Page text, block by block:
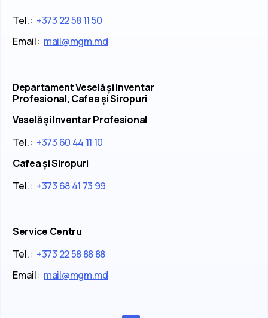
Tel.: +373 22 58 11 50
Email: mail@mgm.md
Departament Veselă și Inventar
Profesional, Cafea și Siropuri
Veselă și Inventar Profesional
Tel.: +373 60 44 11 10
Cafea și Siropuri
Tel.: +373 68 41 73 99
Service Centru
Tel.: +373 22 58 88 88
Email: mail@mgm.md